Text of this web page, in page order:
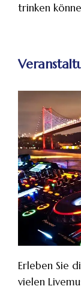
trinken
Erleben Sie
vielen